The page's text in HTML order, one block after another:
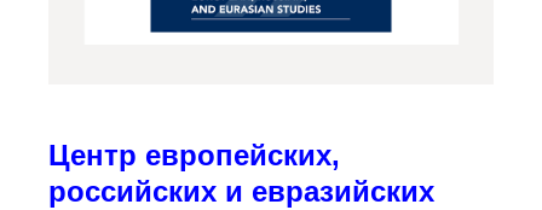
Центр европейских,
российских и евразийских